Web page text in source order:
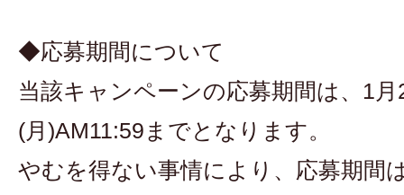
◆応募期間について
当該キャンペーンの応募期間は、1
(月)AM11:59までとなります。
やむを得ない事情により、応募期間